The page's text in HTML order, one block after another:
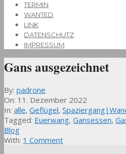
TERMIN
WANTED
LINK
DATENSCHUTZ
IMPRESSUM
Gans ausgezeichnet
By: padrone
On: 11. Dezember 2022
In: alle, Geflügel,
Tagged: Euerwang, Gansessen,
Blog
With: 1 Comment